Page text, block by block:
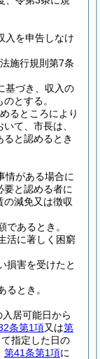
入を申告しなけ
施行規則第7条
基づき、収入の
とする。
るところにより
て、市長は、
と認めるとき
情がある場合に
要と認める者に
減免又は徴収
であるとき。
活に著しく困窮
損害を受けたと
るとき。
入居可能日から
条第1項又は第
指定した日の
第41条第1項に